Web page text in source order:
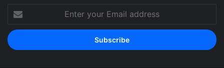
your
Email
address